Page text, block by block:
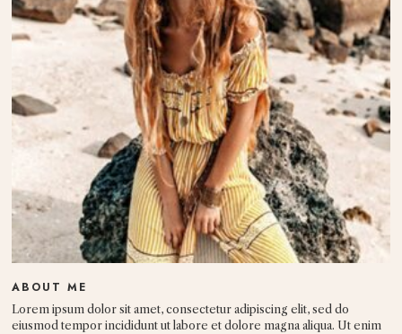
ABOUT ME
Lorem ipsum dolor sit amet, consectetur adipiscing elit, sed do
eiusmod tempor incididunt ut labore et dolore magna aliqua. Ut enim